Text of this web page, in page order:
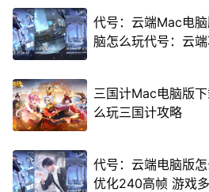
代号：云端Mac电
脑怎么玩代号：云
三国计Mac电脑版
么玩三国计攻略
代号：云端电脑版
优化240高帧 游戏